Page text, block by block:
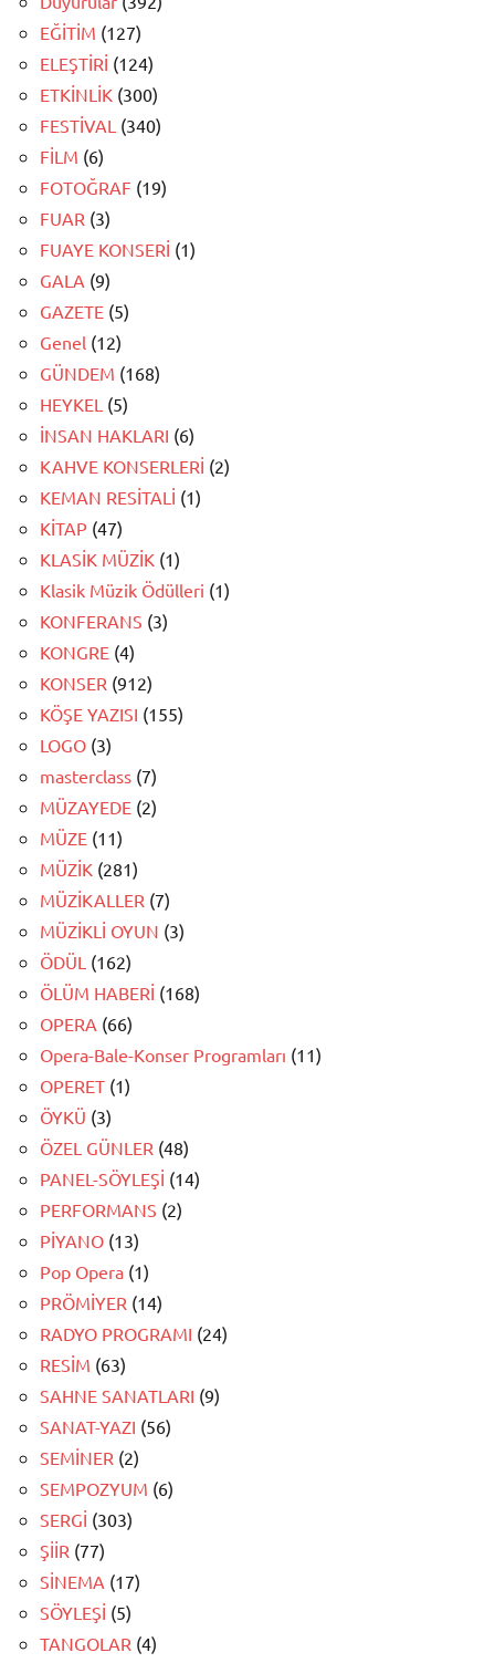
EĞİTİM (127)
ELEŞTİRİ (124)
ETKİNLİK (300)
FESTİVAL (340)
FİLM (6)
FOTOĞRAF (19)
FUAR (3)
FUAYE KONSERİ (1)
GALA (9)
GAZETE (5)
Genel (12)
GÜNDEM (168)
HEYKEL (5)
İNSAN HAKLARI (6)
KAHVE KONSERLERİ (2)
KEMAN RESİTALİ (1)
KİTAP (47)
KLASİK MÜZİK (1)
Klasik Müzik Ödülleri (1)
KONFERANS (3)
KONGRE (4)
KONSER (912)
KÖŞE YAZISI (155)
LOGO (3)
masterclass (7)
MÜZAYEDE (2)
MÜZE (11)
MÜZİK (281)
MÜZİKALLER (7)
MÜZİKLİ OYUN (3)
ÖDÜL (162)
ÖLÜM HABERİ (168)
OPERA (66)
Opera-Bale-Konser Programları (11)
OPERET (1)
ÖYKÜ (3)
ÖZEL GÜNLER (48)
PANEL-SÖYLEŞİ (14)
PERFORMANS (2)
PİYANO (13)
Pop Opera (1)
PRÖMİYER (14)
RADYO PROGRAMI (24)
RESİM (63)
SAHNE SANATLARI (9)
SANAT-YAZI (56)
SEMİNER (2)
SEMPOZYUM (6)
SERGİ (303)
ŞİİR (77)
SİNEMA (17)
SÖYLEŞİ (5)
TANGOLAR (4)